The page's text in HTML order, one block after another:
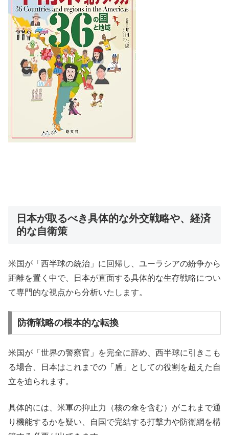
日本が取るべき具体的な外交戦略や、経済
的な自衛策
米国が「西半球の統治」に回帰し、ユーラシアの紛争から
距離を置く中で、日本が直面する具体的な生存戦略につい
て専門的な視点から分析いたします。
防衛戦略の根本的な転換
米国が「世界の警察官」を完全に辞め、西半球に引きこも
る場合、日本はこれまでの「盾」としての役割を超えた自
立を迫られます。
具体的には、米軍の抑止力（核の傘を含む）がこれまで通
り機能するかを疑い、自国で完結する打撃力や防衛網を構